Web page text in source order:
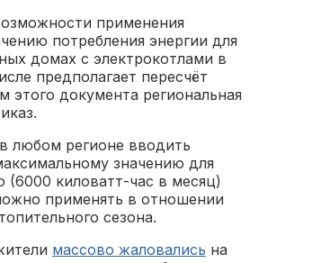
применения
потребления энергии для
домах с электрокотлами в
предполагает пересчёт
этого документа региональная
любом регионе вводить
значению для
(6000 киловатт-час в месяц)
применять в отношении
сезона.
массово жаловались на